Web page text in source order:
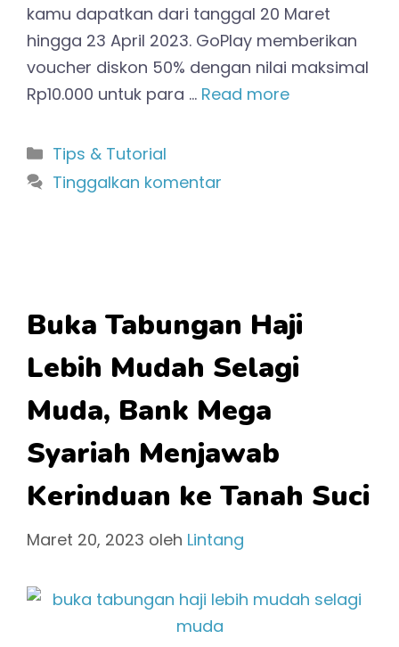
kamu dapatkan dari tanggal 20 Maret
hingga 23 April 2023. GoPlay memberikan
voucher diskon 50% dengan nilai maksimal
Rp10.000 untuk para … Read more
Kategori
Tips & Tutorial
Tinggalkan komentar
Buka Tabungan Haji
Lebih Mudah Selagi
Muda, Bank Mega
Syariah Menjawab
Kerinduan ke Tanah Suci
Maret 20, 2023 oleh Lintang